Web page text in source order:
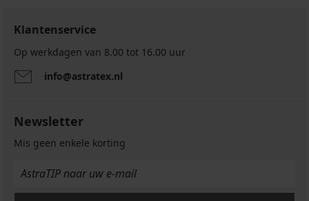
Klantenservice
Op werkdagen van 8.00 tot 16.00 uur
info@astratex.nl
Newsletter
Mis geen enkele korting